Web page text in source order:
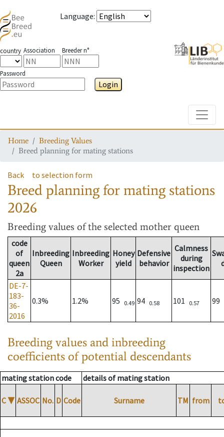
Language:
country Association Breeder n°
Password
Login
Home
Breeding Values
Breed planning for mating stations
Back to selection form
Breed planning for mating stations
2026
Breeding values of the selected mother queen
code
of
queen
2a
Inbreeding
Queen
Inbreeding
Worker
Honey
yield
Defensive
behavior
Calmness
during
inspection
DE-7-
183-
36-
2016
0.3% 1.2% 95 0.49 94 0.58 101 0.57 99
Breeding values and inbreeding
coefficients of potential descendants
mating station code details of mating station
C ▼ ASSOC No. D Code Surname TM from